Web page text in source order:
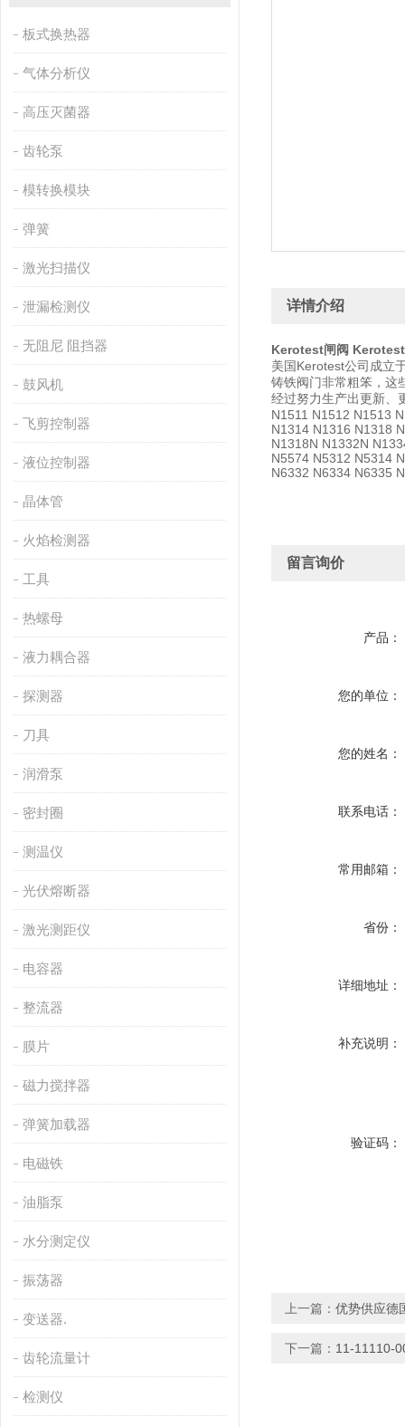
板式换热器
气体分析仪
高压灭菌器
齿轮泵
模转换模块
弹簧
激光扫描仪
泄漏检测仪
无阻尼 阻挡器
鼓风机
飞剪控制器
液位控制器
晶体管
火焰检测器
工具
热螺母
液力耦合器
探测器
刀具
润滑泵
密封圈
测温仪
光伏熔断器
激光测距仪
电容器
整流器
膜片
磁力搅拌器
弹簧加载器
电磁铁
油脂泵
水分测定仪
振荡器
变送器.
齿轮流量计
检测仪
详情介绍
Kerotest闸阀 Kerotest
美国Kerotest公司成立
铸铁阀门非常粗笨，这
经过努力生产出更新、
N1511 N1512 N1513
N1314 N1316 N1318
N1318N N1332N
N5574 N5312 N5314
N6332 N6334 N6335
留言询价
产品：
您的单位：
您的姓名：
联系电话：
常用邮箱：
省份：
详细地址：
补充说明：
验证码：
上一篇： 优势供应德
下一篇： 11-11110-